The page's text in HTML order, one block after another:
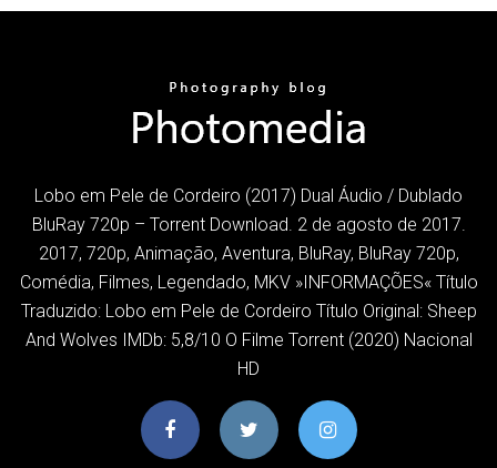
Lobo em Pele de Cordeiro (2017) Dual Áudio / Dublado
BluRay 720p – Torrent Download. 2 de agosto de 2017.
2017, 720p, Animação, Aventura, BluRay, BluRay 720p,
Comédia, Filmes, Legendado, MKV »INFORMAÇÕES« Título
Traduzido: Lobo em Pele de Cordeiro Título Original: Sheep
And Wolves IMDb: 5,8/10 O Filme Torrent (2020) Nacional
HD